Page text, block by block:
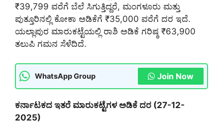
₹39,799 ವರೆಗೆ ಬೆಲೆ ಸಿಗುತ್ತಿದ್ದರೆ, ಮಂಗಳೂರು ಮತ್ತು
ಪುತ್ತೂರಿನಲ್ಲಿ ಕೋಕಾ ಅಡಿಕೆಗೆ ₹35,000 ವರೆಗೆ ದರ ಇದೆ.
ಯಲ್ಲಾಪುರ ಮಾರುಕಟ್ಟೆಯಲ್ಲಿ ರಾಶಿ ಅಡಿಕೆ ಗರಿಷ್ಠ ₹63,900
ತಲುಪಿ ಗಮನ ಸೆಳೆದಿದೆ.
WhatsApp Group Join Now
ಕರ್ನಾಟಕದ ಇತರೆ ಮಾರುಕಟ್ಟೆಗಳ ಅಡಿಕೆ ದರ (27-12-
2025)